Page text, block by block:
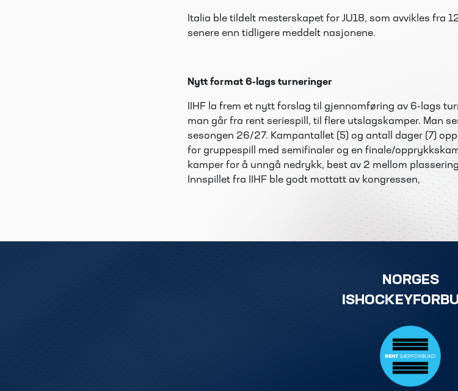
Italia ble tildelt mesterskapet for JU18, som avvikles fra
senere enn tidligere meddelt nasjonene.
Nytt format 6-lags turneringer
IIHF la frem et nytt forslag til gjennomføring av 6-lags
man går fra rent seriespill, til flere utslagskamper. Man
sesongen 26/27. Kampantallet (5) og antall dager (7)
for gruppespill med semifinaler og en finale/
kamper for å unngå nedrykk, best av 2 mellom
Innspillet fra IIHF ble godt mottatt av kongressen,
NORGES